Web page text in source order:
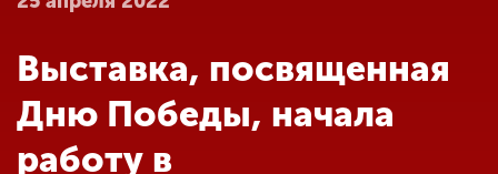
Абитуриенту
Выставка, посвященная
Дню Победы, начала
работу в